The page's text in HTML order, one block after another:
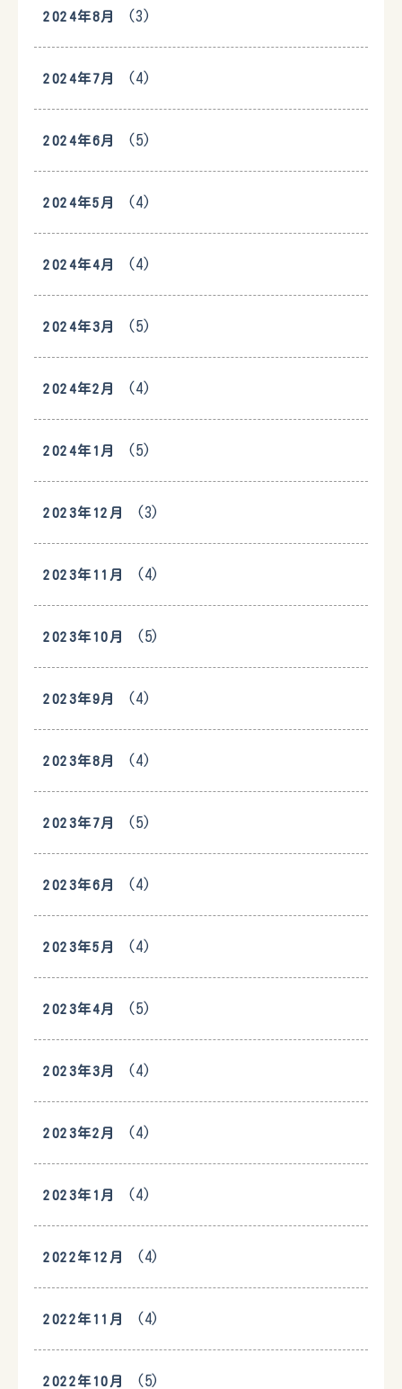
2024年8月 (3)
2024年7月 (4)
2024年6月 (5)
2024年5月 (4)
2024年4月 (4)
2024年3月 (5)
2024年2月 (4)
2024年1月 (5)
2023年12月 (3)
2023年11月 (4)
2023年10月 (5)
2023年9月 (4)
2023年8月 (4)
2023年7月 (5)
2023年6月 (4)
2023年5月 (4)
2023年4月 (5)
2023年3月 (4)
2023年2月 (4)
2023年1月 (4)
2022年12月 (4)
2022年11月 (4)
2022年10月 (5)